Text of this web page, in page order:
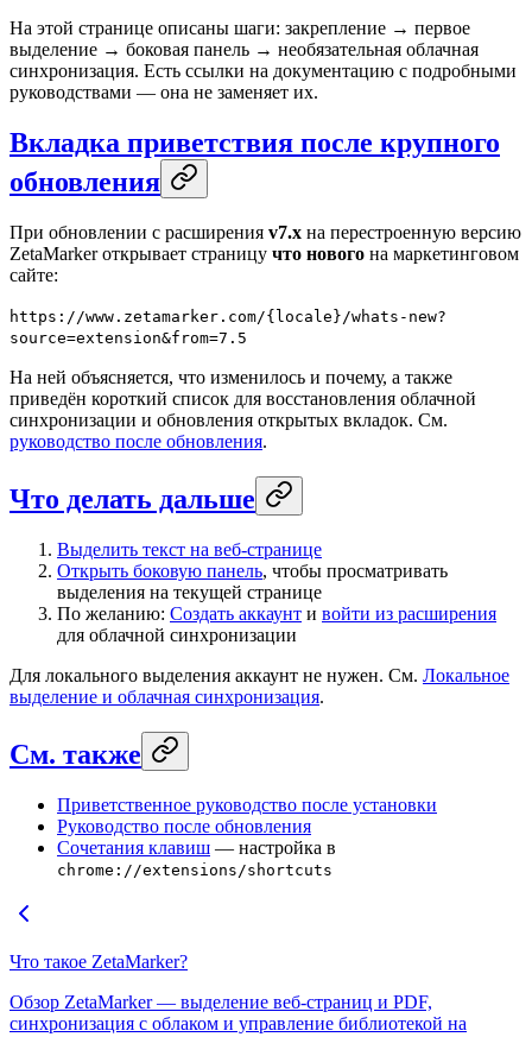
На этой странице описаны шаги: закрепление → первое
выделение → боковая панель → необязательная облачная
синхронизация. Есть ссылки на документацию с подробными
руководствами — она не заменяет их.
Вкладка приветствия после крупного
обновления
При обновлении с расширения v7.x на перестроенную версию
ZetaMarker открывает страницу что нового на маркетинговом
сайте:
https://www.zetamarker.com/{locale}/whats-new?
source=extension&from=7.5
На ней объясняется, что изменилось и почему, а также
приведён короткий список для восстановления облачной
синхронизации и обновления открытых вкладок. См.
руководство после обновления.
Что делать дальше
Выделить текст на веб-странице
Открыть боковую панель, чтобы просматривать
выделения на текущей странице
По желанию: Создать аккаунт и войти из расширения
для облачной синхронизации
Для локального выделения аккаунт не нужен. См. Локальное
выделение и облачная синхронизация.
См. также
Приветственное руководство после установки
Руководство после обновления
Сочетания клавиш — настройка в
chrome://extensions/shortcuts
Что такое ZetaMarker?
Обзор ZetaMarker — выделение веб-страниц и PDF,
синхронизация с облаком и управление библиотекой на